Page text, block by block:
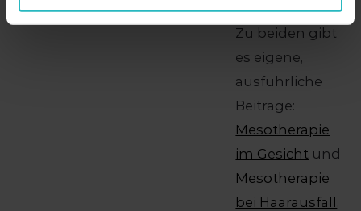
bei Haarausfall.
Zu beiden gibt
es eigene,
ausführliche
Beiträge:
Mesotherapie
im Gesicht und
Mesotherapie
bei Haarausfall .